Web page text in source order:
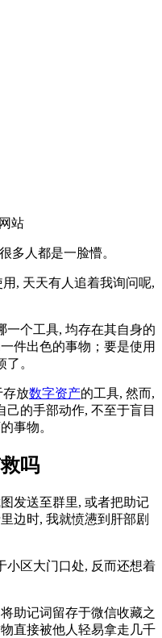
站
多人都是一脸懵。
, 天天有人追着我询问呢,
一个工具, 均存在其自身的
件出色的事物；要是使用
。
存放数字资产的工具, 然而,
己的手部动作, 不至于盲目
事物。
吗
发送至群里, 或者把助记
边时, 我就愤懑到肝部剧
小区大门口处, 反而还想着
助记词留存于微信收藏之
直接被他人轻易拿走几千